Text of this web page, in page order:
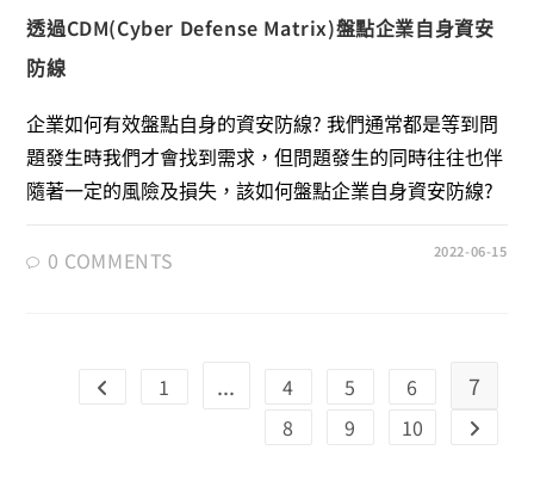
透過CDM(Cyber Defense Matrix)盤點企業自身資安
防線
企業如何有效盤點自身的資安防線? 我們通常都是等到問
題發生時我們才會找到需求，但問題發生的同時往往也伴
隨著一定的風險及損失，該如何盤點企業自身資安防線?
0 COMMENTS 2022-06-15
1 ... 4 5 6 7
8 9 10